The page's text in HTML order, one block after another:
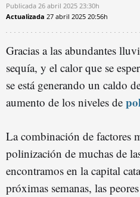
Publicada 26 abril 2025 23:30h
Actualizada 27 abril 2025 20:56h
Gracias a las abundantes
sequía, y el calor que se
se está generando un caldo
aumento de los niveles de
La combinación de factores
polinización de muchas de
encontramos en la capital
próximas semanas, las